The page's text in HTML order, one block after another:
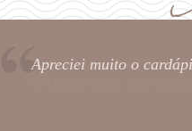
Apreciei muito o